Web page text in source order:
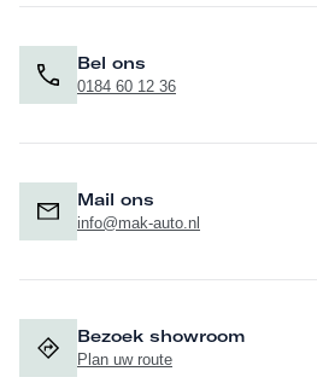
Bel ons
0184 60 12 36
Mail ons
info@mak-auto.nl
Bezoek showroom
Plan uw route